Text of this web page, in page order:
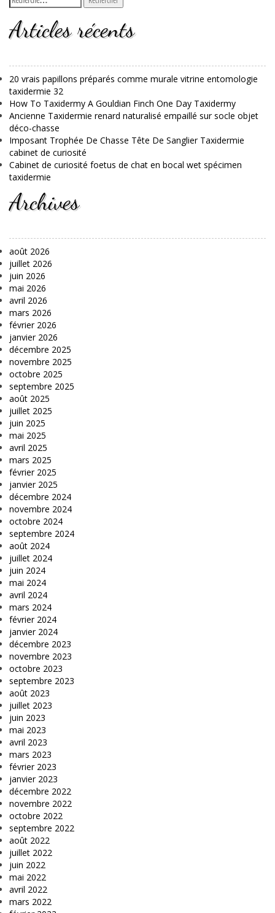
Articles récents
20 vrais papillons préparés comme murale vitrine entomologie
taxidermie 32
How To Taxidermy A Gouldian Finch One Day Taxidermy
Ancienne Taxidermie renard naturalisé empaillé sur socle objet
déco-chasse
Imposant Trophée De Chasse Tête De Sanglier Taxidermie
cabinet de curiosité
Cabinet de curiosité foetus de chat en bocal wet spécimen
taxidermie
Archives
août 2026
juillet 2026
juin 2026
mai 2026
avril 2026
mars 2026
février 2026
janvier 2026
décembre 2025
novembre 2025
octobre 2025
septembre 2025
août 2025
juillet 2025
juin 2025
mai 2025
avril 2025
mars 2025
février 2025
janvier 2025
décembre 2024
novembre 2024
octobre 2024
septembre 2024
août 2024
juillet 2024
juin 2024
mai 2024
avril 2024
mars 2024
février 2024
janvier 2024
décembre 2023
novembre 2023
octobre 2023
septembre 2023
août 2023
juillet 2023
juin 2023
mai 2023
avril 2023
mars 2023
février 2023
janvier 2023
décembre 2022
novembre 2022
octobre 2022
septembre 2022
août 2022
juillet 2022
juin 2022
mai 2022
avril 2022
mars 2022